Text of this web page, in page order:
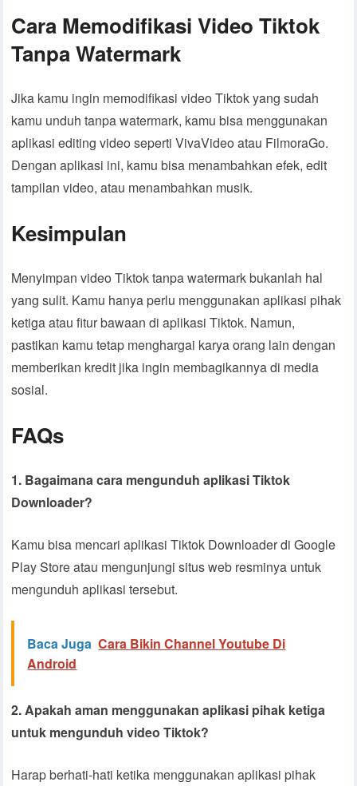
Cara Memodifikasi Video Tiktok
Tanpa Watermark
Jika kamu ingin memodifikasi video Tiktok yang sudah
kamu unduh tanpa watermark, kamu bisa menggunakan
aplikasi editing video seperti VivaVideo atau FilmoraGo.
Dengan aplikasi ini, kamu bisa menambahkan efek, edit
tampilan video, atau menambahkan musik.
Kesimpulan
Menyimpan video Tiktok tanpa watermark bukanlah hal
yang sulit. Kamu hanya perlu menggunakan aplikasi pihak
ketiga atau fitur bawaan di aplikasi Tiktok. Namun,
pastikan kamu tetap menghargai karya orang lain dengan
memberikan kredit jika ingin membagikannya di media
sosial.
FAQs
1. Bagaimana cara mengunduh aplikasi Tiktok
Downloader?
Kamu bisa mencari aplikasi Tiktok Downloader di Google
Play Store atau mengunjungi situs web resminya untuk
mengunduh aplikasi tersebut.
Baca Juga Cara Bikin Channel Youtube Di
Android
2. Apakah aman menggunakan aplikasi pihak ketiga
untuk mengunduh video Tiktok?
Harap berhati-hati ketika menggunakan aplikasi pihak